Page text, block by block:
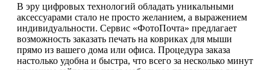
В эру цифровых технологий обладать уникальными
аксессуарами стало не просто желанием, а выражением
индивидуальности. Сервис «ФотоПочта» предлагает
возможность заказать печать на ковриках для мыши
прямо из вашего дома или офиса. Процедура заказа
настолько удобна и быстра, что всего за несколько минут